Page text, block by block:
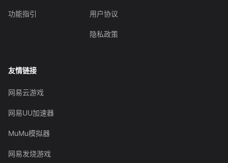
功能指引 用户协议
隐私政策
友情链接
网易云游戏
网易UU加速器
MuMu模拟器
网易发烧游戏